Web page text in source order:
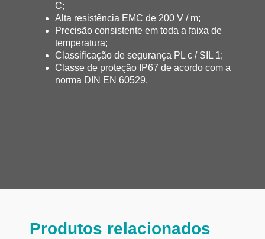
C;
Alta resistência EMC de 200 V / m;
Precisão consistente em toda a faixa de
temperatura;
Classificação de segurança PL c / SIL 1;
Classe de proteção IP67 de acordo com a
norma DIN EN 60529.
Produtos relacionados